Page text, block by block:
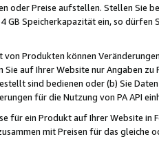
oder Preise aufstellen. Stellen Sie
GB Speicherkapazität ein, so dürfen
von Produkten können
auf Ihrer Website nur Angaben
sind bedienen oder (b) Sie
für die Nutzung von PA API
für ein Produkt auf Ihrer Website
mit Preisen für das